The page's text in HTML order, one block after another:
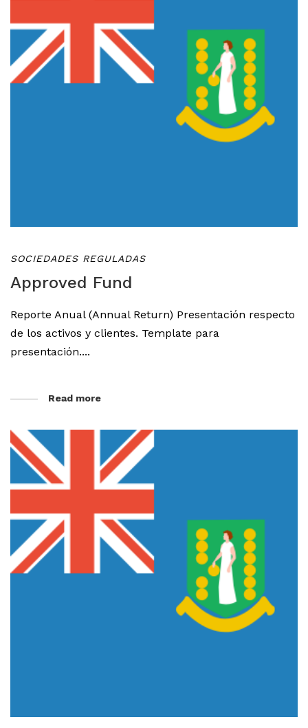
SOCIEDADES REGULADAS
Approved Fund
Reporte Anual (Annual Return) Presentación respecto
de los activos y clientes. Template para
presentación....
Read more